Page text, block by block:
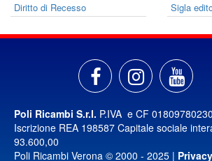
Diritto di Recesso
Sigla
Poli Ricambi S.r.l. P.IVA e CF 01809780230
Iscrizione REA 198587 Capitale sociale
93.600,00
Poli Ricambi Verona © 2000 - 2025 |